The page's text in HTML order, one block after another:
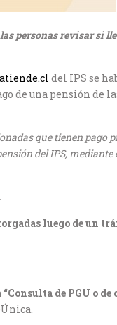
personas revisar si
del IPS se
de una pensión de
que tienen pago
del IPS, mediante
luego de un
“Consulta de PGU o